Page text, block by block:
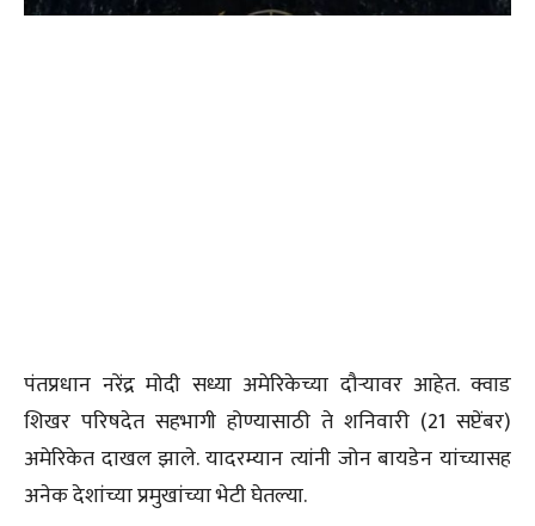
पंतप्रधान नरेंद्र मोदी सध्या अमेरिकेच्या दौऱ्यावर आहेत. क्वाड
शिखर परिषदेत सहभागी होण्यासाठी ते शनिवारी (21 सप्टेंबर)
अमेरिकेत दाखल झाले. यादरम्यान त्यांनी जोन बायडेन यांच्यासह
अनेक देशांच्या प्रमुखांच्या भेटी घेतल्या.